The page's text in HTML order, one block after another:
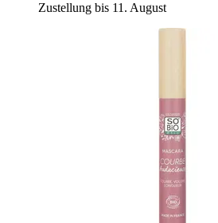
Zustellung bis 11. August